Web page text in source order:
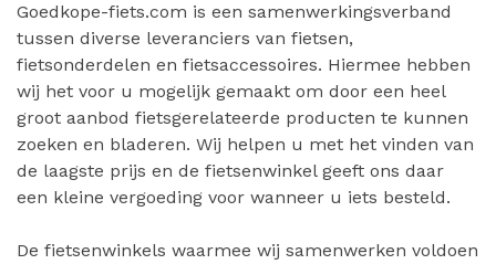
Goedkope-fiets.com is een samenwerkingsverband
tussen diverse leveranciers van fietsen,
fietsonderdelen en fietsaccessoires. Hiermee hebben
wij het voor u mogelijk gemaakt om door een heel
groot aanbod fietsgerelateerde producten te kunnen
zoeken en bladeren. Wij helpen u met het vinden van
de laagste prijs en de fietsenwinkel geeft ons daar
een kleine vergoeding voor wanneer u iets besteld.
De fietsenwinkels waarmee wij samenwerken voldoen